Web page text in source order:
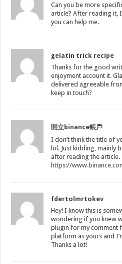
Can you be more
article? After reading it,
you can help me.
gelatin trick recipe
Thanks for the good
enjoyment account it.
delivered agreeable
keep in touch?
開立binance帳戶
I don’t think the title of
lol. Just kidding, mainly
after reading the article.
https://
fdertolmrtokev
Hey! I know this is
wondering if you knew
plugin for my comment
platform as yours and
Thanks a lot!